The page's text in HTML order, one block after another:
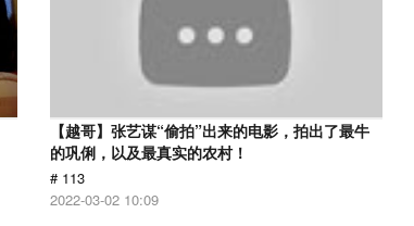
【越哥】张艺谋“偷拍”出来的电影，拍出了最牛
的巩俐，以及最真实的农村！
# 113
2022-03-02 10:09